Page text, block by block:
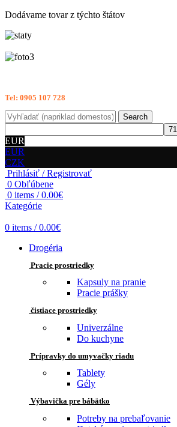
Dodávame tovar z týchto štátov
Tel: 0905 107 728
Search
EUR
EUR
CZK
Prihlásiť / Registrovať
0 Obľúbene
0 items / 0.00€
Kategórie
0 items / 0.00€
Drogéria
Pracie prostriedky
Kapsuly na pranie
Pracie prášky
čistiace prostriedky
Univerzálne
Do kuchyne
Prípravky do umyvačky riadu
Tablety
Gély
Výbavička pre bábätko
Potreby na prebaľovanie